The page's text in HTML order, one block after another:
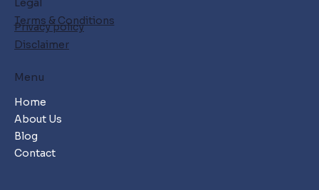
Privacy policy
Disclaimer
Terms & Conditions
Menu
Home
About Us
Blog
Contact